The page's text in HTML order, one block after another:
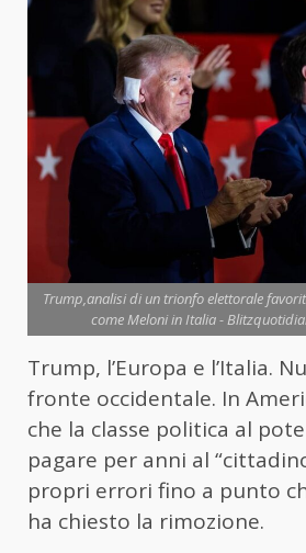
Trump,analisi di un trionfo elettorale
come Meloni in Italia -
Trump, l’Europa e l’Italia.
fronte occidentale. In
che la classe politica al
pagare per anni al
propri errori fino a punto
ha chiesto la rimozione.